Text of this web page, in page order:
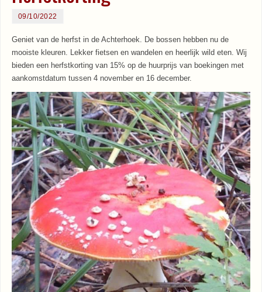
09/10/2022
Geniet van de herfst in de Achterhoek. De bossen hebben nu de
mooiste kleuren. Lekker fietsen en wandelen en heerlijk wild eten. Wij
bieden een herfstkorting van 15% op de huurprijs van boekingen met
aankomstdatum tussen 4 november en 16 december.